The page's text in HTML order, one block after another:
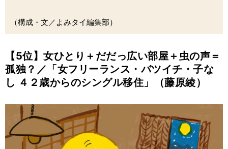
（構成・文／よみタイ編集部）
【5位】女ひとり＋だだっ広い部屋＋虫の声＝
孤独？／「女フリーランス・バツイチ・子な
し ４２歳からのシングル移住」（藤原綾）